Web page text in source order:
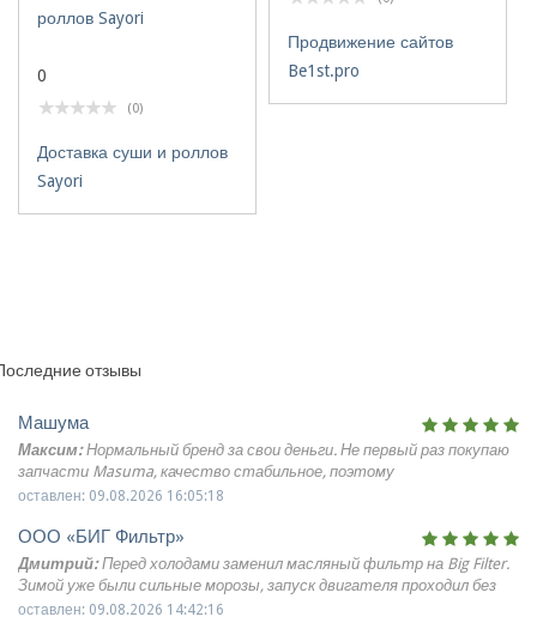
Продвижение сайтов
Be1st.pro
0
(0)
Доставка суши и роллов
Sayori
отзывы
Машума
Максим:Нормальный бренд за свои деньги. Не первый раз покупаю
запчасти Masuma, качество стабильное, поэтому
экспериментировать с другими уже не хочется.
оставлен: 09.08.2026 16:05:18
ООО «БИГ Фильтр»
Дмитрий:Перед холодами заменил масляный фильтр на Big Filter.
Зимой уже были сильные морозы, запуск двигателя проходил без
проблем. Пока впечатления только положительные.
оставлен: 09.08.2026 14:42:16